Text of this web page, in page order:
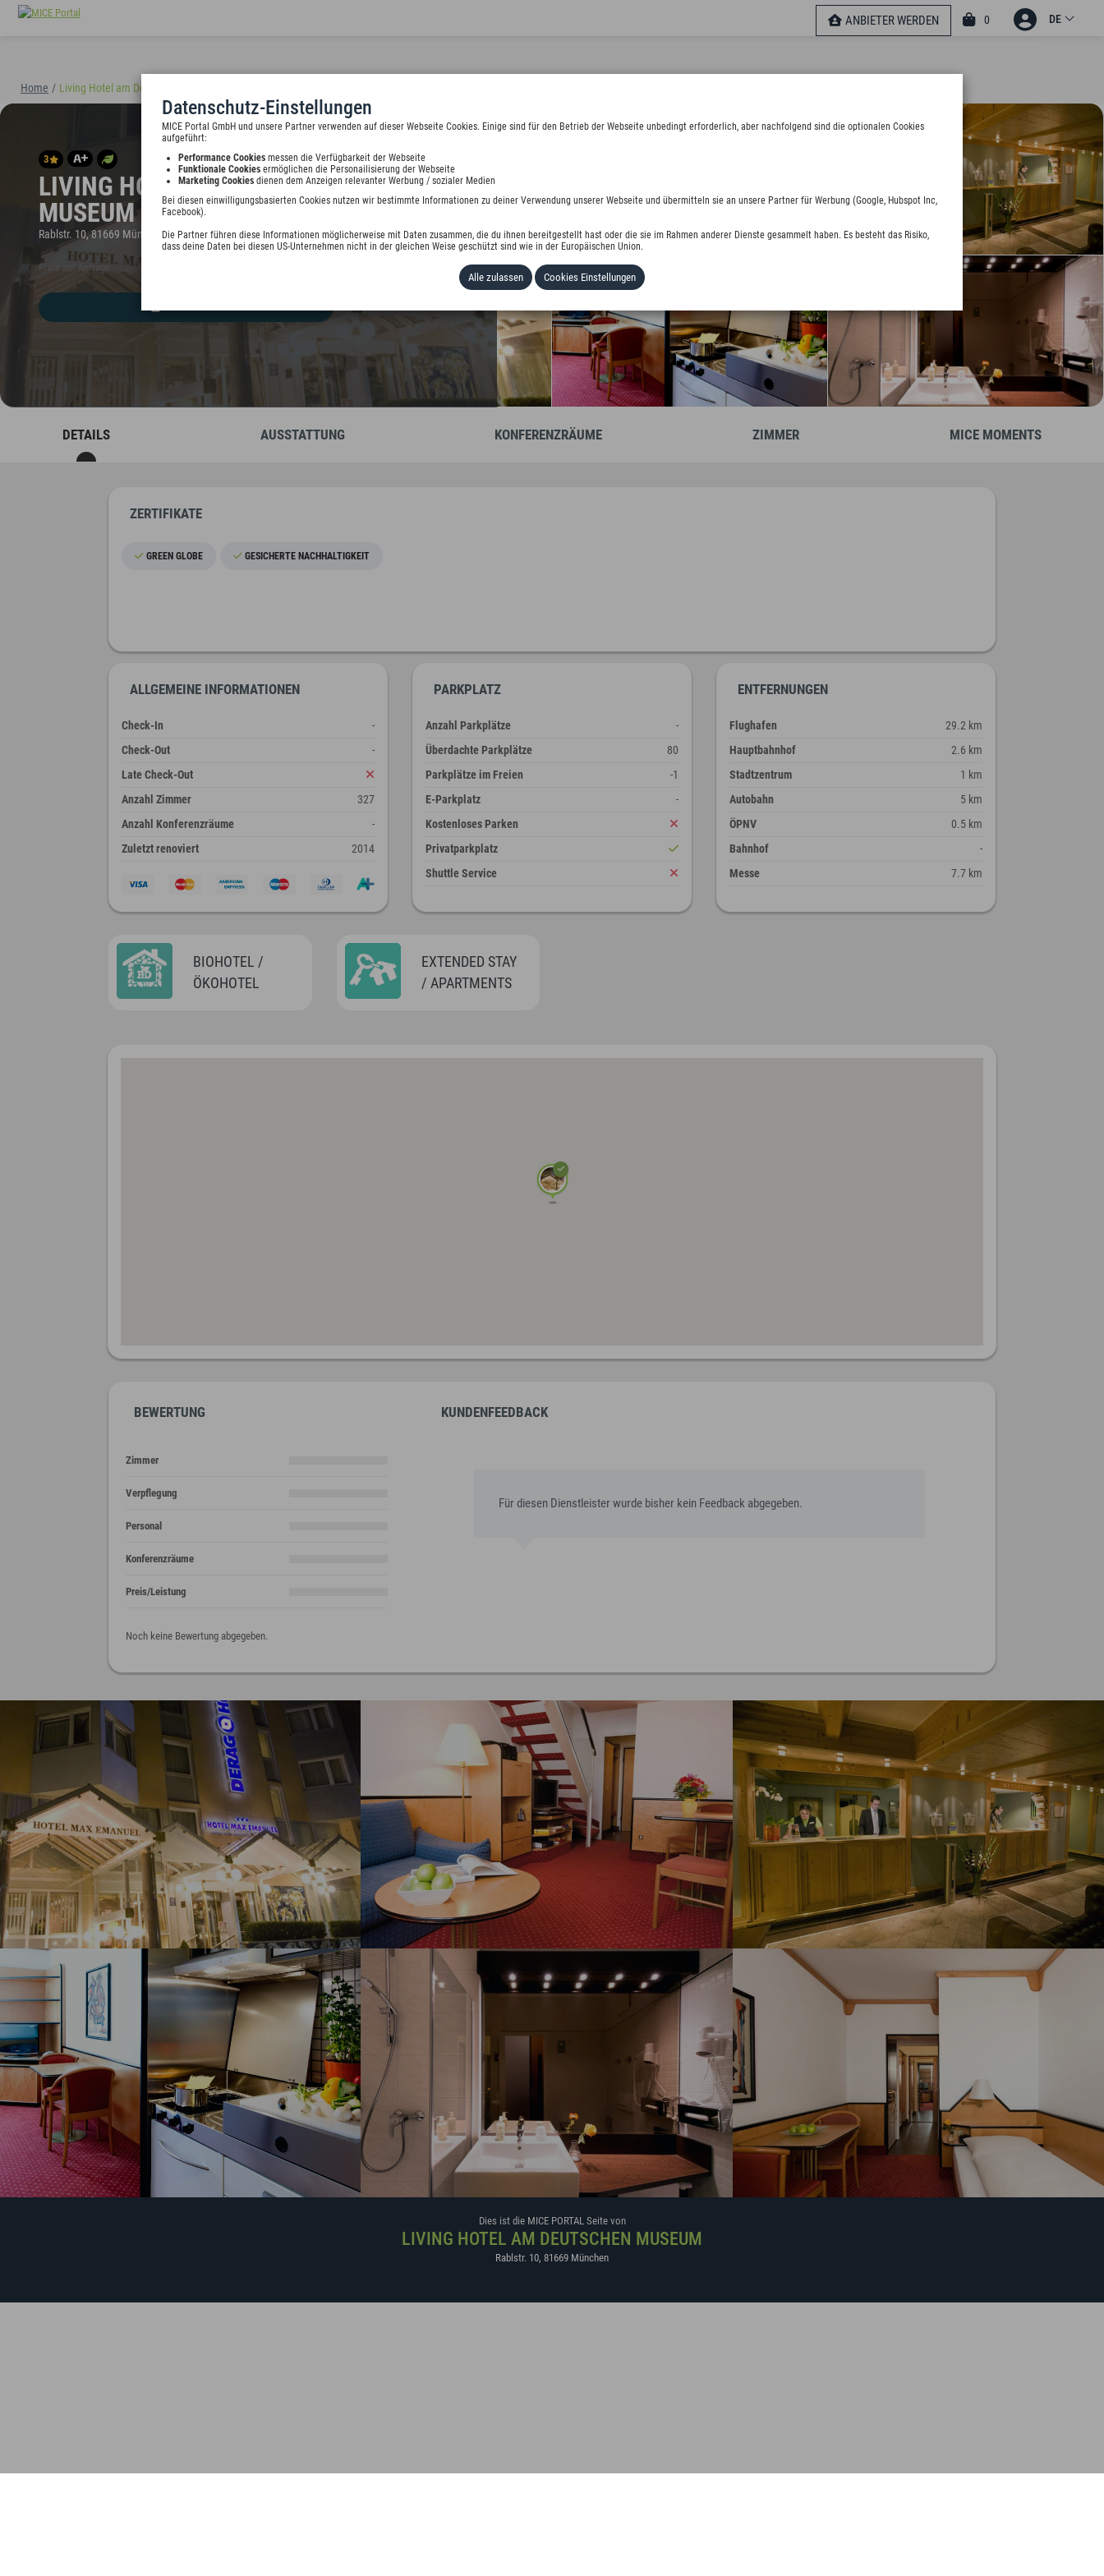
Datenschutz-Einstellungen
MICE Portal GmbH und unsere Partner verwenden auf dieser Webseite Cookies. Einige sind für den Betrieb der Webseite unbedingt erforderlich, aber nachfolgend sind die optionalen Cookies
aufgeführt:
Performance Cookies messen die Verfügbarkeit der Webseite
Funktionale Cookies ermöglichen die Personailisierung der Webseite
Marketing Cookies dienen dem Anzeigen relevanter Werbung / sozialer Medien
Bei diesen einwilligungsbasierten Cookies nutzen wir bestimmte Informationen zu deiner Verwendung unserer Webseite und übermitteln sie an unsere Partner für Werbung (Google, Hubspot Inc,
Facebook).
Die Partner führen diese Informationen möglicherweise mit Daten zusammen, die du ihnen bereitgestellt hast oder die sie im Rahmen anderer Dienste gesammelt haben. Es besteht das Risiko,
dass deine Daten bei diesen US-Unternehmen nicht in der gleichen Weise geschützt sind wie in der Europäischen Union.
Alle zulassen Cookies Einstellungen
ANBIETER WERDEN 0 DE
Home / Living Hotel am Deutschen Museum
3
LIVING HOTEL AM DEUTSCHEN
MUSEUM
Rablstr. 10, 81669 München, Deutschland
Preis auf Anfrage
DETAILS AUSSTATTUNG KONFERENZRÄUME ZIMMER MICE MOMENTS
ZERTIFIKATE
GREEN GLOBE GESICHERTE NACHHALTIGKEIT
ALLGEMEINE INFORMATIONEN
Check-In
-
Check-Out
-
Late Check-Out
Anzahl Zimmer
327
Anzahl Konferenzräume
-
Zuletzt renoviert
2014
PARKPLATZ
Anzahl Parkplätze
-
Überdachte Parkplätze
80
Parkplätze im Freien
-1
E-Parkplatz
-
Kostenloses Parken
Privatparkplatz
Shuttle Service
ENTFERNUNGEN
Flughafen
29.2 km
Hauptbahnhof
2.6 km
Stadtzentrum
1 km
Autobahn
5 km
ÖPNV
0.5 km
Bahnhof
-
Messe
7.7 km
BIOHOTEL /
ÖKOHOTEL
EXTENDED STAY
/ APARTMENTS
BEWERTUNG
Zimmer
Verpflegung
Personal
Konferenzräume
Preis/Leistung
Noch keine Bewertung abgegeben.
KUNDENFEEDBACK
Für diesen Dienstleister wurde bisher kein Feedback abgegeben.
Dies ist die MICE PORTAL Seite von
LIVING HOTEL AM DEUTSCHEN MUSEUM
Rablstr. 10, 81669 München